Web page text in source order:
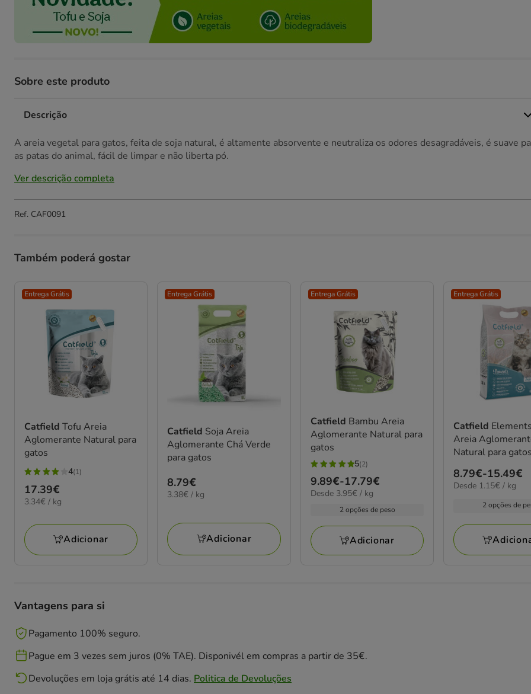
Sobre este produto
Descrição
A areia vegetal para gatos, feita de soja natural, é altamente absorvente e neutraliza os odores desagradáveis, é suave
as patas do animal, fácil de limpar e não liberta pó.
Ver descrição completa
Ref. CAF0091
Também poderá gostar
Entrega Grátis
Catfield Tofu Areia
Aglomerante Natural para
gatos
4
estrelas
com
avaliações
4(1)
Preço
17.39€
17.39€
3.34€
KG
3.34€ / kg
Adicionar
Entrega Grátis
Catfield Soja Areia
Aglomerante Chá Verde
para gatos
Preço
8.79€
8.79€
3.38€
3.38€ / kg
Adicionar
Entrega Grátis
Catfield Bambu Areia
Aglomerante Natural para
gatos
5
estrelas
com
avaliações
5(2)
Preço
de
17.79€
9.89€-17.79€
3.95€
Desde 3.95€ / kg
2 opções de peso
Adicionar
Entrega Grátis
Catfield
Areia
Natural para
Preço
de
15.49€
8.79€-15.49€
1.15€
Desde 1.15€ / kg
2 opções de
Vantagens para si
Pagamento 100% seguro.
Pague em 3 vezes sem juros (0% TAE). Disponivél em compras a partir de 35€.
Devoluções em loja grátis até 14 dias. Politica de Devoluções